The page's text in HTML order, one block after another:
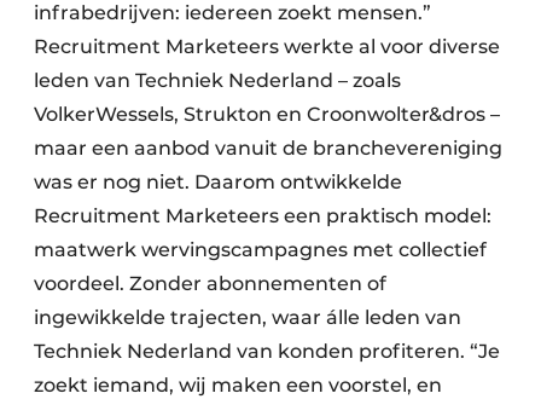
infrabedrijven: iedereen zoekt mensen.”
Recruitment Marketeers werkte al voor diverse
leden van Techniek Nederland – zoals
VolkerWessels, Strukton en Croonwolter&dros –
maar een aanbod vanuit de branchevereniging
was er nog niet. Daarom ontwikkelde
Recruitment Marketeers een praktisch model:
maatwerk wervingscampagnes met collectief
voordeel. Zonder abonnementen of
ingewikkelde trajecten, waar álle leden van
Techniek Nederland van konden profiteren. “Je
zoekt iemand, wij maken een voorstel, en